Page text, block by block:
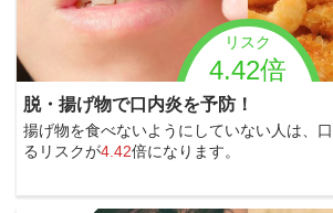
リスク
4.42倍
脱・揚げ物で口内炎を予防！
揚げ物を食べないようにしていない人は、
るリスクが4.42倍になります。